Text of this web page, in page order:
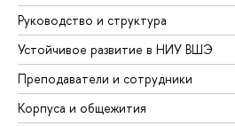
Руководство и структура
Устойчивое развитие в НИУ ВШЭ
Преподаватели и сотрудники
Корпуса и общежития